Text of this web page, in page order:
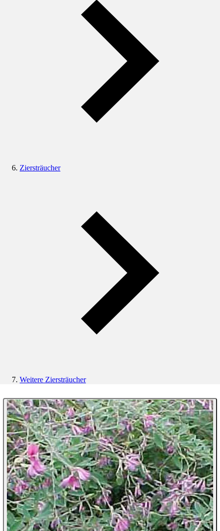
Ziersträucher
Weitere Ziersträucher